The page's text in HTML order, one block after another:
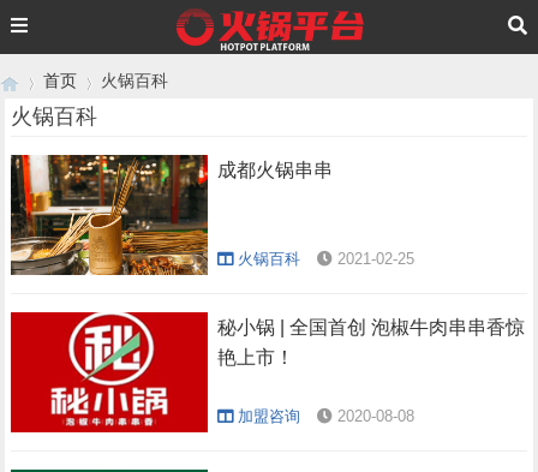
›
首页
›
火锅百科
火锅百科
成都火锅串串
火锅百科 2021-02-25
秘小锅 | 全国首创 泡椒牛肉串串香惊
艳上市！
加盟咨询 2020-08-08